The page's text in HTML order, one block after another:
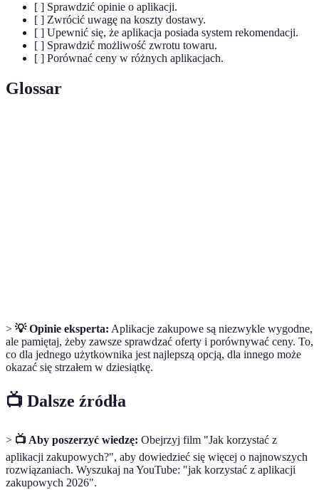
[ ] Sprawdzić opinie o aplikacji.
[ ] Zwrócić uwagę na koszty dostawy.
[ ] Upewnić się, że aplikacja posiada system rekomendacji.
[ ] Sprawdzić możliwość zwrotu towaru.
[ ] Porównać ceny w różnych aplikacjach.
Glossar
> 💡 Opinie eksperta: Aplikacje zakupowe są niezwykle wygodne,
ale pamiętaj, żeby zawsze sprawdzać oferty i porównywać ceny. To,
co dla jednego użytkownika jest najlepszą opcją, dla innego może
okazać się strzałem w dziesiątkę.
📺 Dalsze źródła
> 📺 Aby poszerzyć wiedzę: Obejrzyj film "Jak korzystać z
aplikacji zakupowych?", aby dowiedzieć się więcej o najnowszych
rozwiązaniach. Wyszukaj na YouTube: "jak korzystać z aplikacji
zakupowych 2026".